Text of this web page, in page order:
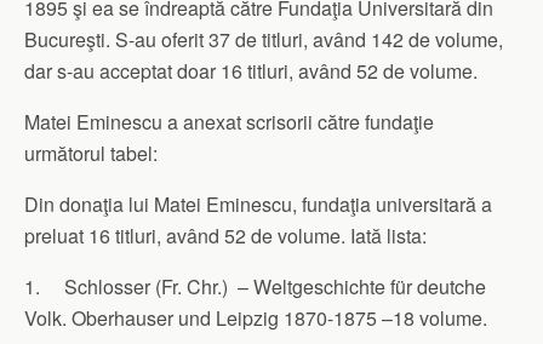
1895 şi ea se îndreaptă către Fundaţia Universitară din
Bucureşti. S-au oferit 37 de titluri, având 142 de volume,
dar s-au acceptat doar 16 titluri, având 52 de volume.
Matei Eminescu a anexat scrisorii către fundaţie
următorul tabel:
Din donaţia lui Matei Eminescu, fundaţia universitară a
preluat 16 titluri, având 52 de volume. Iată lista:
1. Schlosser (Fr. Chr.) – Weltgeschichte für deutche
Volk. Oberhauser und Leipzig 1870-1875 –18 volume.